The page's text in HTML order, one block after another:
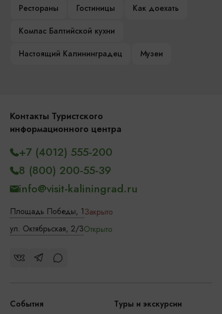
Рестораны
Гостиницы
Как доехать
Компас Балтийской кухни
Настоящий Калининградец
Музеи
Контакты Туристского
информационного центра
Площадь Победы, 1Закрыто
ул. Октябрьская, 2/3Открыто
+7 (4012) 555-200
8 (800) 200-55-39
info@visit-kaliningrad.ru
События
Туры и экскурсии